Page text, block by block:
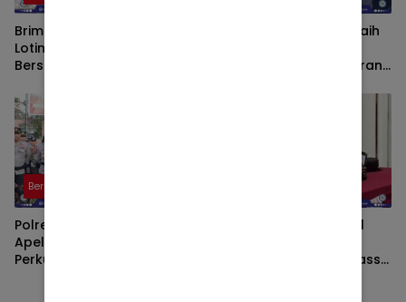
Brimob Kompi 3 Yon B
Lotim Bersama Warga
Bersihkan Masjid dan
Polres Lombok Timur Raih
Prima, Tertinggi di Jajaran
Berita
Polres Lombok Timur Gelar
Apel Siaga Kamtibmas,
Perkuat Pengamanan HUT
Diduga Unit Pengumpul
Timur Ikut Kerahkan Massa